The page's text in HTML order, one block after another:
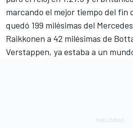
marcando el mejor tiempo del fin
quedó 199 milésimas del
Raikkonen a 42 milésimas de
Verstappen, ya estaba a un